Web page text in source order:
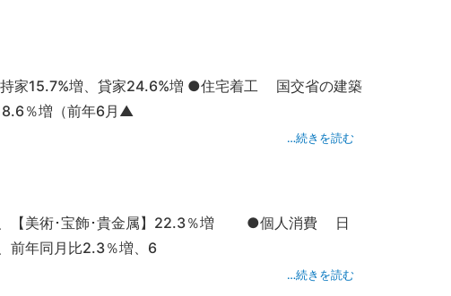
持家15.7%増、貸家24.6%増 ●住宅着工 国交省の建築
％増（前年6月▲
…続きを読む
、【美術･宝飾･貴金属】22.3％増 ●個人消費 日
前年同月比2.3％増、6
…続きを読む